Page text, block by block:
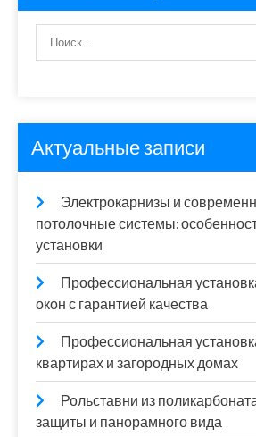
Актуальные записи
Электрокарнизы и
потолочные системы:
установки
Профессиональная
окон с гарантией качества
Профессиональная
квартирах и загородных домах
Рольставни из
защиты и панорамного вида